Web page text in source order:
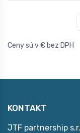
Ceny sú v € bez DPH
KONTAKT
JTF partnership